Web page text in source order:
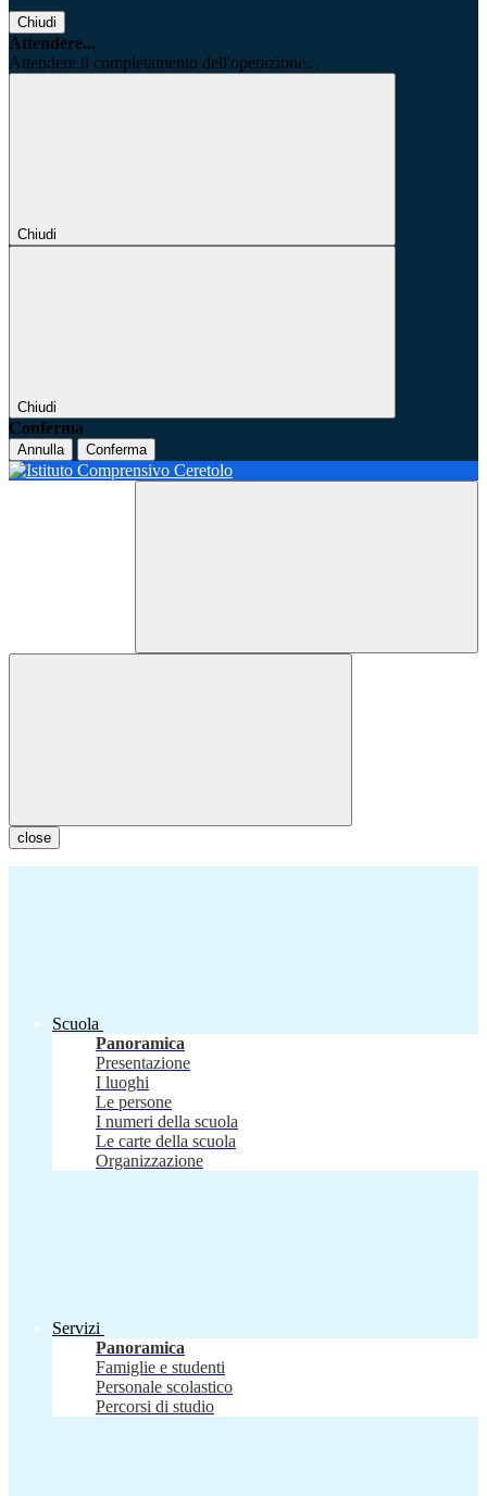
Chiudi
Attendere...
Attendere il completamento dell'operazione...
Chiudi
Chiudi
Conferma
Annulla Conferma
close
Scuola
Panoramica
Presentazione
I luoghi
Le persone
I numeri della scuola
Le carte della scuola
Organizzazione
Servizi
Panoramica
Famiglie e studenti
Personale scolastico
Percorsi di studio